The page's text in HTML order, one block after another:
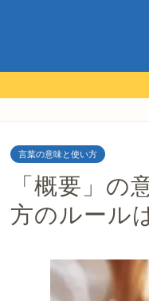
言葉の意味と使い方
「概要」の
方のルール